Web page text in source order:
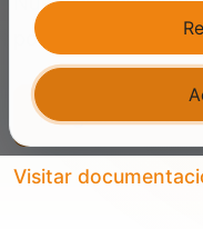
por especialistas
Programar una
Visitar